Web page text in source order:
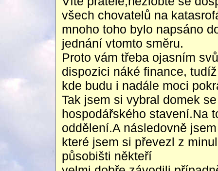
všech chovatelů na
mnoho toho bylo napsáno
jednání vtomto směru.
Proto vám třeba ojasním
dispozici náké finance,
kde budu i nadále moci
Tak jsem si vybral domek
hospodářského stavení.Na
oddělení.A následovně
které jsem si převezl z
působišti někteří